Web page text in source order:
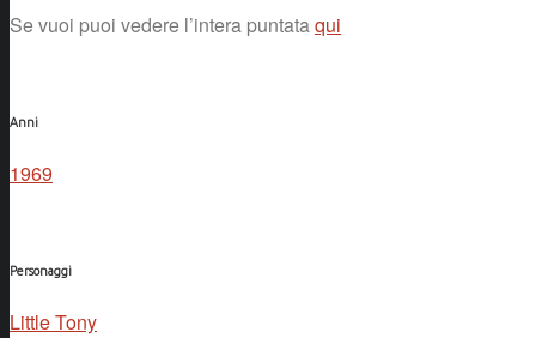
Se vuoi puoi vedere l’intera puntataqui
Anni
1969
Personaggi
Little Tony